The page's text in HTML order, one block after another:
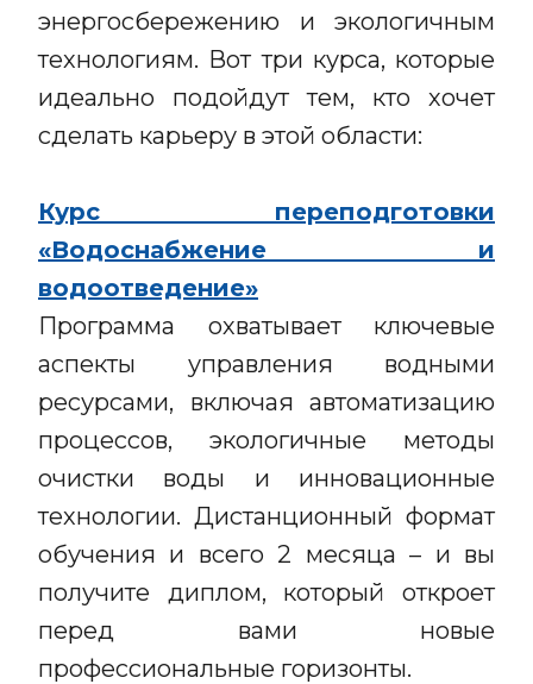
энергосбережению и экологичным
технологиям. Вот три курса, которые
идеально подойдут тем, кто хочет
сделать карьеру в этой области:
Курс переподготовки
«Водоснабжение и
водоотведение»
Программа охватывает ключевые
аспекты управления водными
ресурсами, включая автоматизацию
процессов, экологичные методы
очистки воды и инновационные
технологии. Дистанционный формат
обучения и всего 2 месяца – и вы
получите диплом, который откроет
перед вами новые
профессиональные горизонты.